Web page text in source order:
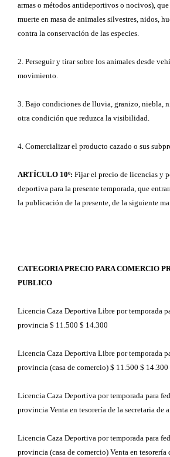
armas o métodos antideportivos o nocivos),
muerte en masa de animales silvestres, nidos,
contra la conservación de las especies.
2. Perseguir y tirar sobre los animales desde
movimiento.
3. Bajo condiciones de lluvia, granizo, niebla,
otra condición que reduzca la visibilidad.
4. Comercializar el producto cazado o sus
ARTÍCULO 10º: Fijar el precio de licencias y
deportiva para la presente temporada, que
la publicación de la presente, de la siguiente
CATEGORIA PRECIO PARA COMERCIO
PUBLICO
Licencia Caza Deportiva Libre por temporada
provincia $ 11.500 $ 14.300
Licencia Caza Deportiva Libre por temporada
provincia (casa de comercio) $ 11.500 $ 14.300
Licencia Caza Deportiva por temporada para
provincia Venta en tesorería de la secretaria de
Licencia Caza Deportiva por temporada para
provincia (casa de comercio) Venta en tesorería